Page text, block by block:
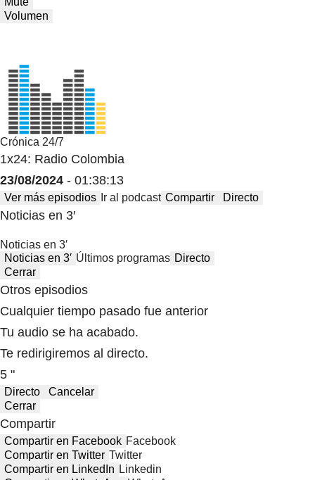
Volumen
Crónica 24/7
1x24: Radio Colombia
23/08/2024 - 01:38:13
Ver más episodios Ir al podcast Compartir Directo
Noticias en 3′
Noticias en 3′
Noticias en 3′ Últimos programas Directo
Cerrar
Otros episodios
Cualquier tiempo pasado fue anterior
Tu audio se ha acabado.
Te redirigiremos al directo.
5 "
Directo
Cancelar
Cerrar
Compartir
Compartir en Facebook Facebook
Compartir en Twitter Twitter
Compartir en LinkedIn Linkedin